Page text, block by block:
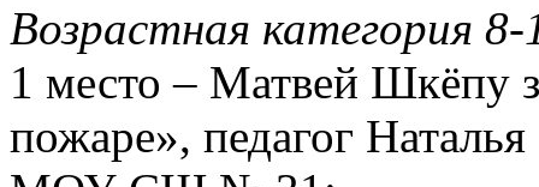
Возрастная категория
1 место – Матвей Шкёпу
пожаре», педагог